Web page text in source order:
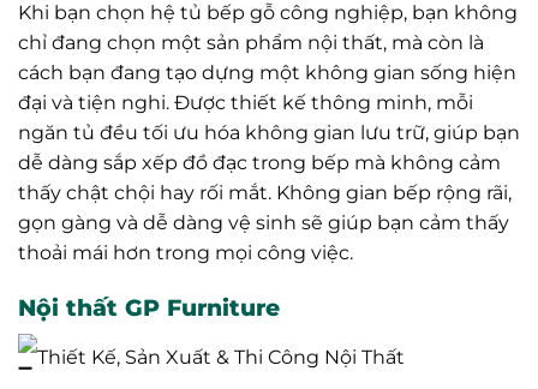
Khi bạn chọn hệ tủ bếp gỗ công nghiệp, bạn không
chỉ đang chọn một sản phẩm nội thất, mà còn là
cách bạn đang tạo dựng một không gian sống hiện
đại và tiện nghi. Được thiết kế thông minh, mỗi
ngăn tủ đều tối ưu hóa không gian lưu trữ, giúp bạn
dễ dàng sắp xếp đồ đạc trong bếp mà không cảm
thấy chật chội hay rối mắt. Không gian bếp rộng rãi,
gọn gàng và dễ dàng vệ sinh sẽ giúp bạn cảm thấy
thoải mái hơn trong mọi công việc.
Nội thất GP Furniture
Thiết Kế, Sản Xuất & Thi Công Nội Thất